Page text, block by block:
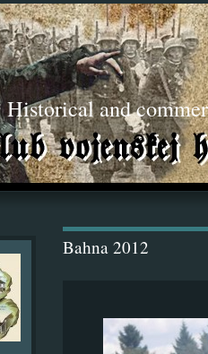
and
Bahna 2012